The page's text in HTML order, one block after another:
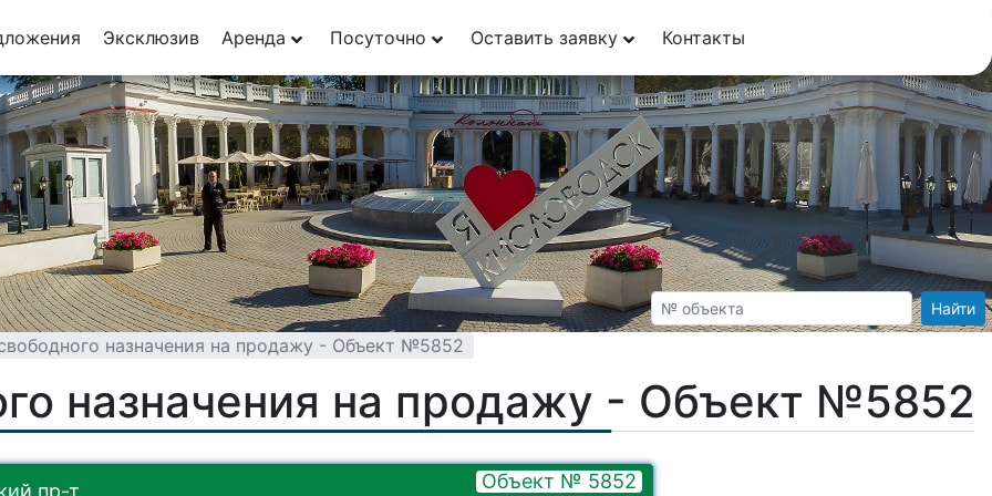
Эксклюзив Аренда Посуточно Оставить заявку Контакты
Найти
назначения на продажу - Объект №5852
назначения на продажу - Объект №5852
пр-т. Объект № 5852